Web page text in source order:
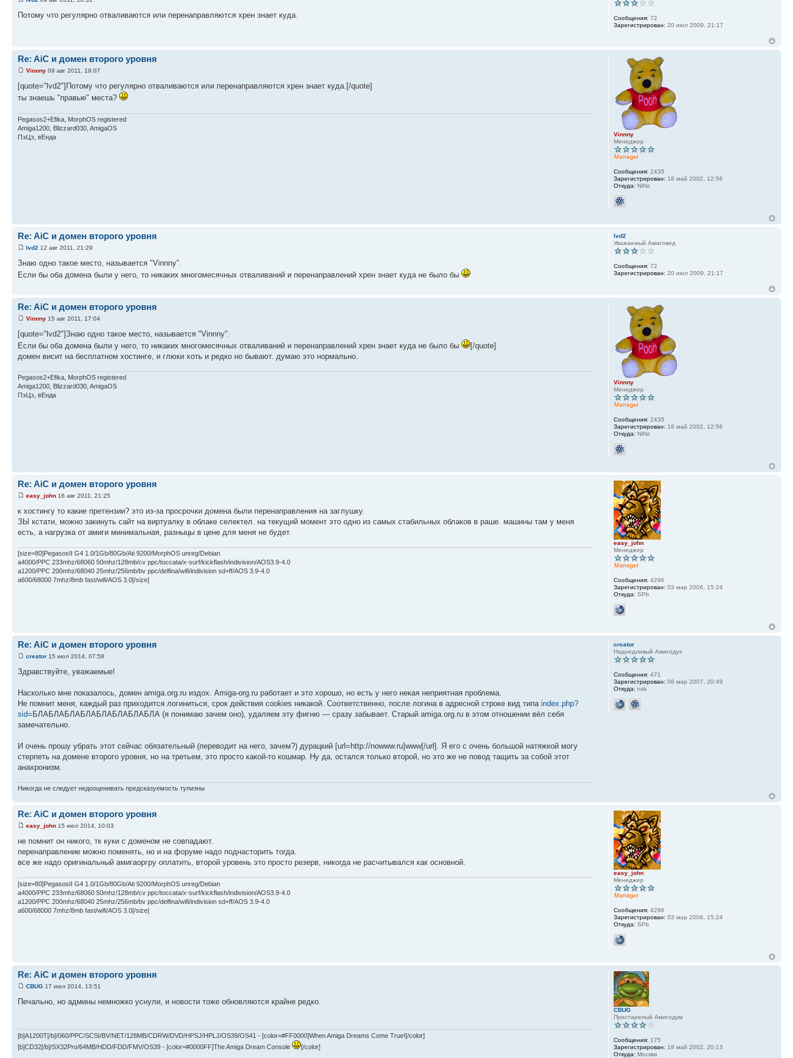
Потому что регулярно отваливаются или перенаправляются хрен знает куда. Сообщения: 72
Зарегистрирован: 20 июл 2009, 21:17
Re: AiC и домен второго уровня
Vinnny 09 авг 2011, 19:07
[quote="lvd2"]Потому что регулярно отваливаются или перенаправляются хрен знает куда.[/quote]
ты знаешь "правые" места?
Pegasos2+Efika, MorphOS registered
Amiga1200, Blizzard030, AmigaOS
ПэЦэ, вЕнда
Vinnny
Менеджер
Сообщения: 2435
Зарегистрирован: 18 май 2002, 12:56
Откуда: NiNo
Re: AiC и домен второго уровня
lvd2 12 авг 2011, 21:29
Знаю одно такое место, называется "Vinnny".
Если бы оба домена были у него, то никаких многомесячных отваливаний и перенаправлений хрен знает куда не было бы
lvd2
Уважаемый Амиговед
Сообщения: 72
Зарегистрирован: 20 июл 2009, 21:17
Re: AiC и домен второго уровня
Vinnny 15 авг 2011, 17:04
[quote="lvd2"]Знаю одно такое место, называется "Vinnny".
Если бы оба домена были у него, то никаких многомесячных отваливаний и перенаправлений хрен знает куда не было бы
[/quote]
домен висит на бесплатном хостинге, и глюки хоть и редко но бывают. думаю это нормально.
Pegasos2+Efika, MorphOS registered
Amiga1200, Blizzard030, AmigaOS
ПэЦэ, вЕнда
Vinnny
Менеджер
Сообщения: 2435
Зарегистрирован: 18 май 2002, 12:56
Откуда: NiNo
Re: AiC и домен второго уровня
easy_john 16 авг 2011, 21:25
к хостингу то какие претензии? это из-за просрочки домена были перенаправления на заглушку.
ЗЫ кстати, можно закинуть сайт на виртуалку в облаке селектел. на текущий момент это одно из самых стабильных облаков в раше. машины там у меня
есть, а нагрузка от амиги минимальная, разныцы в цене для меня не будет.
[size=80]PegasosII G4 1.0/1Gb/80Gb/Ati 9200/MorphOS unreg/Debian
a4000/PPC 233mhz/68060 50mhz/128mb/cv ppc/toccata/x-surf/kickflash/indivision/AOS3.9-4.0
a1200/PPC 200mhz/68040 25mhz/256mb/bv ppc/delfina/wifi/indivision sd+ff/AOS 3.9-4.0
a600/68000 7mhz/8mb fast/wifi/AOS 3.0[/size]
easy_john
Менеджер
Сообщения: 4296
Зарегистрирован: 03 мар 2006, 15:24
Откуда: SPb
Re: AiC и домен второго уровня
creator 15 июл 2014, 07:58
Здравствуйте, уважаемые!
Насколько мне показалось, домен amiga.org.ru издох. Amiga-org.ru работает и это хорошо, но есть у него некая неприятная проблема.
Не помнит меня, каждый раз приходится логиниться, срок действия cookies никакой. Соответственно, после логина в адресной строке вид типа index.php?
sid=БЛАБЛАБЛАБЛАБЛАБЛАБЛАБЛА (я понимаю зачем оно), удаляем эту фигню — сразу забывает. Старый amiga.org.ru в этом отношении вёл себя
замечательно.
И очень прошу убрать этот сейчас обязательный (переводит на него, зачем?) дурацкий [url=http://nowww.ru]www[/url]. Я его с очень большой натяжкой могу
стерпеть на домене второго уровня, но на третьем, это просто какой-то кошмар. Ну да, остался только второй, но это же не повод тащить за собой этот
анахронизм.
Никогда не следует недооценивать предсказуемость тупизны
creator
Надоедливый Амигодух
Сообщения: 471
Зарегистрирован: 06 мар 2007, 20:49
Откуда: nsk
Re: AiC и домен второго уровня
easy_john 15 июл 2014, 10:03
не помнит он никого, тк куки с доменом не совпадают.
перенаправление можно поменять, но и на форуме надо поднасторить тогда.
все же надо оригинальный амигаоргру оплатить, второй уровень это просто резерв, никогда не расчитывался как основной.
[size=80]PegasosII G4 1.0/1Gb/80Gb/Ati 9200/MorphOS unreg/Debian
a4000/PPC 233mhz/68060 50mhz/128mb/cv ppc/toccata/x-surf/kickflash/indivision/AOS3.9-4.0
a1200/PPC 200mhz/68040 25mhz/256mb/bv ppc/delfina/wifi/indivision sd+ff/AOS 3.9-4.0
a600/68000 7mhz/8mb fast/wifi/AOS 3.0[/size]
easy_john
Менеджер
Сообщения: 4296
Зарегистрирован: 03 мар 2006, 15:24
Откуда: SPb
Re: AiC и домен второго уровня
CBUG 17 июл 2014, 13:51
Печально, но админы немножко уснули, и новости тоже обновляются крайне редко.
[b]A1200T[/b]/060/PPC/SCSI/BV/NET/128MB/CDRW/DVD/HPSJ/HPLJ/OS39/OS41 - [color=#FF0000]When Amiga Dreams Come True![/color]
[b]CD32[/b]/SX32Pro/64MB/HDD/FDD/FMV/OS39 - [color=#0000FF]The Amiga Dream Console
[/color]
CBUG
Престарелый Амигодум
Сообщения: 175
Зарегистрирован: 18 май 2002, 20:13
Откуда: Москва